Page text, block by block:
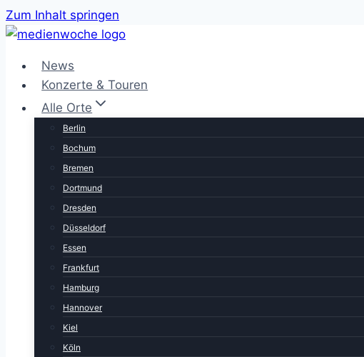
Zum Inhalt springen
News
Konzerte & Touren
Alle Orte
Berlin
Bochum
Bremen
Dortmund
Dresden
Düsseldorf
Essen
Frankfurt
Hamburg
Hannover
Kiel
Köln